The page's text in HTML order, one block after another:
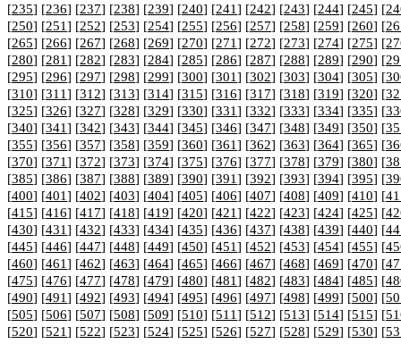
[235] [236] [237] [238] [239] [240] [241] [242] [243] [244] [245] [
[250] [251] [252] [253] [254] [255] [256] [257] [258] [259] [260] [
[265] [266] [267] [268] [269] [270] [271] [272] [273] [274] [275] [
[280] [281] [282] [283] [284] [285] [286] [287] [288] [289] [290] [
[295] [296] [297] [298] [299] [300] [301] [302] [303] [304] [305] [
[310] [311] [312] [313] [314] [315] [316] [317] [318] [319] [320] [
[325] [326] [327] [328] [329] [330] [331] [332] [333] [334] [335] [
[340] [341] [342] [343] [344] [345] [346] [347] [348] [349] [350] [
[355] [356] [357] [358] [359] [360] [361] [362] [363] [364] [365] [
[370] [371] [372] [373] [374] [375] [376] [377] [378] [379] [380] [
[385] [386] [387] [388] [389] [390] [391] [392] [393] [394] [395] [
[400] [401] [402] [403] [404] [405] [406] [407] [408] [409] [410] [
[415] [416] [417] [418] [419] [420] [421] [422] [423] [424] [425] [
[430] [431] [432] [433] [434] [435] [436] [437] [438] [439] [440] [
[445] [446] [447] [448] [449] [450] [451] [452] [453] [454] [455] [
[460] [461] [462] [463] [464] [465] [466] [467] [468] [469] [470] [
[475] [476] [477] [478] [479] [480] [481] [482] [483] [484] [485] [
[490] [491] [492] [493] [494] [495] [496] [497] [498] [499] [500] [
[505] [506] [507] [508] [509] [510] [511] [512] [513] [514] [515] [
[520] [521] [522] [523] [524] [525] [526] [527] [528] [529] [530] [